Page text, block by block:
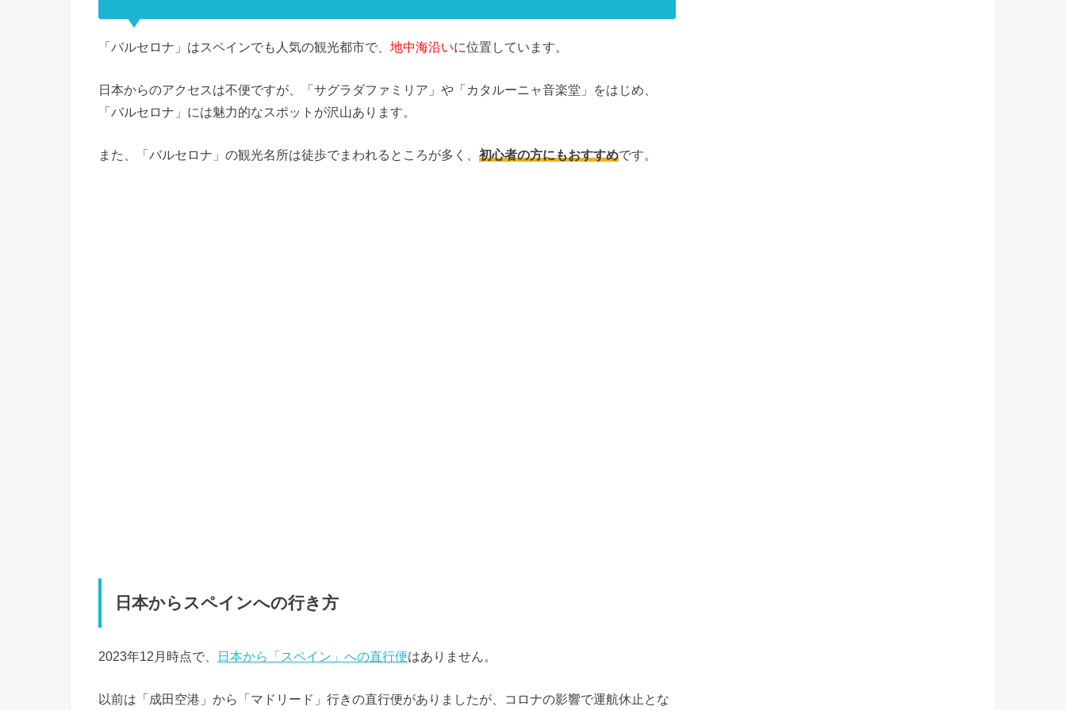
「バルセロナ」はスペインでも人気の観光都市で、 地中海沿いに位置しています。
日本からのアクセスは不便ですが、「サグラダファミリア」や「カタルーニャ音楽堂」をはじめ、
「バルセロナ」には魅力的なスポットが沢山あります。
また、「バルセロナ」の観光名所は徒歩でまわれるところが多く、 初心者の方にもおすすめです。
日本からスペインへの行き方
2023年12月時点で、 日本から「スペイン」への直行便はありません。
以前は「成田空港」から「マドリード」行きの直行便がありましたが、コロナの影響で運航休止とな